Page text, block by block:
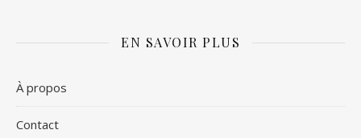
EN SAVOIR PLUS
À propos
Contact